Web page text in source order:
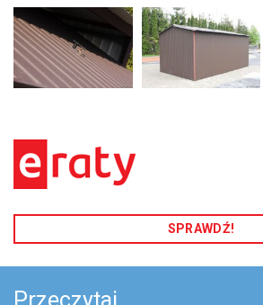
SPRAWDŹ!